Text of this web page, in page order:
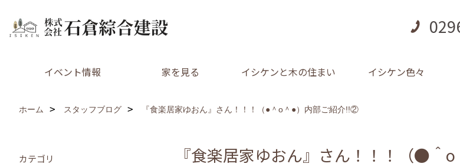
イベント情報 家を見る イシケンと木の住まい イシケン色々
ホーム スタッフブログ 『食楽居家ゆおん』さん！！！（●＾o＾●）内部ご紹介!!②
『食楽居家ゆおん』さん！！！（●
カテゴリ